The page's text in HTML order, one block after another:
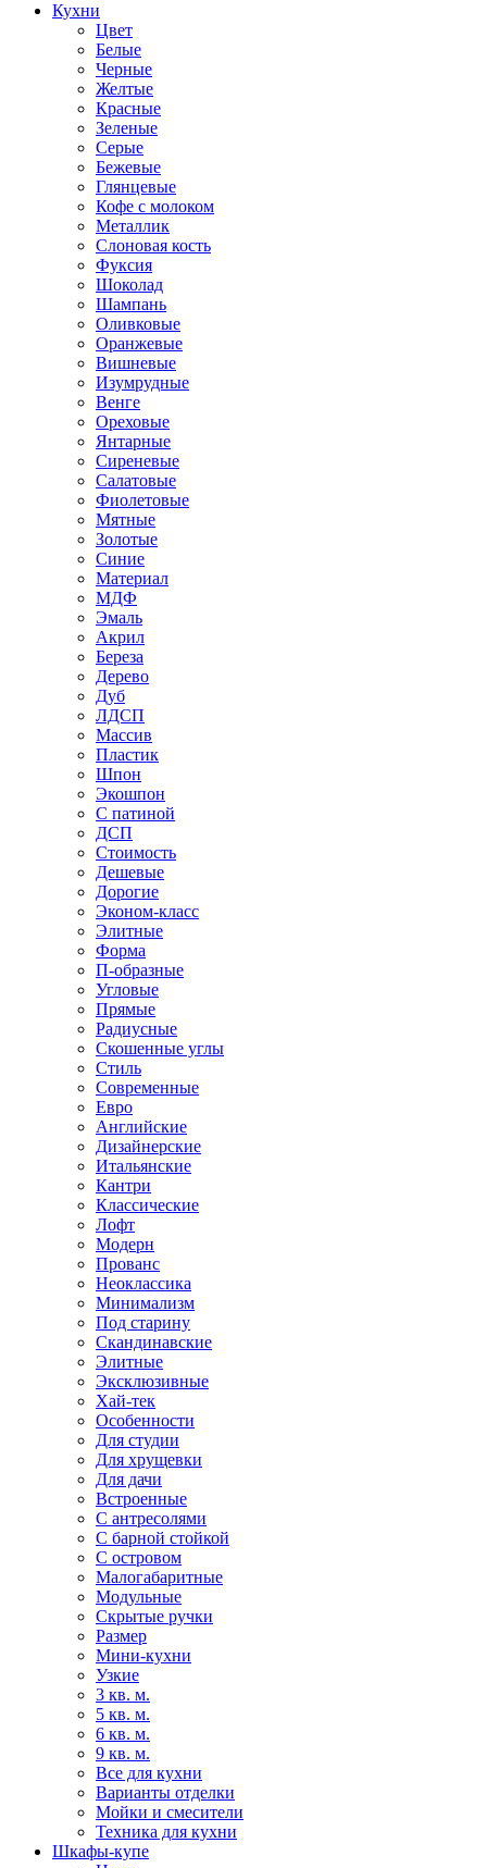
Кухни
Цвет
Белые
Черные
Желтые
Красные
Зеленые
Серые
Бежевые
Глянцевые
Кофе с молоком
Металлик
Слоновая кость
Фуксия
Шоколад
Шампань
Оливковые
Оранжевые
Вишневые
Изумрудные
Венге
Ореховые
Янтарные
Сиреневые
Салатовые
Фиолетовые
Мятные
Золотые
Синие
Материал
МДФ
Эмаль
Акрил
Береза
Дерево
Дуб
ЛДСП
Массив
Пластик
Шпон
Экошпон
С патиной
ДСП
Стоимость
Дешевые
Дорогие
Эконом-класс
Элитные
Форма
П-образные
Угловые
Прямые
Радиусные
Скошенные углы
Стиль
Современные
Евро
Английские
Дизайнерские
Итальянские
Кантри
Классические
Лофт
Модерн
Прованс
Неоклассика
Минимализм
Под старину
Скандинавские
Элитные
Эксклюзивные
Хай-тек
Особенности
Для студии
Для хрущевки
Для дачи
Встроенные
С антресолями
С барной стойкой
С островом
Малогабаритные
Модульные
Скрытые ручки
Размер
Мини-кухни
Узкие
3 кв. м.
5 кв. м.
6 кв. м.
9 кв. м.
Все для кухни
Варианты отделки
Мойки и смесители
Техника для кухни
Шкафы-купе